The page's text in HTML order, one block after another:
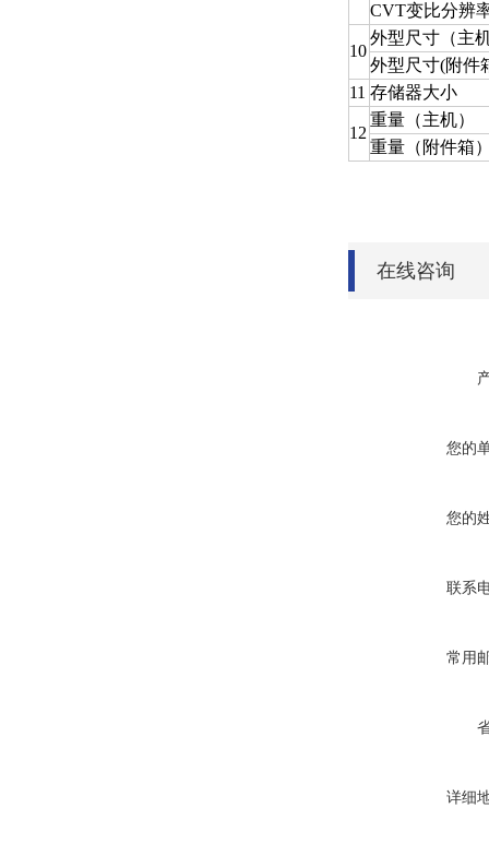
CVT变比分辨
10
外型尺寸（主
外型尺寸(附件
11 存储器大小
12
重量（主机）
重量（附件箱
在线咨询
您的
您的
联系
常用
详细